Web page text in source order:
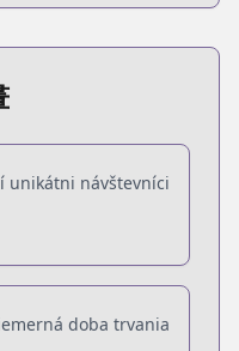
unikátni návštevníci
doba trvania